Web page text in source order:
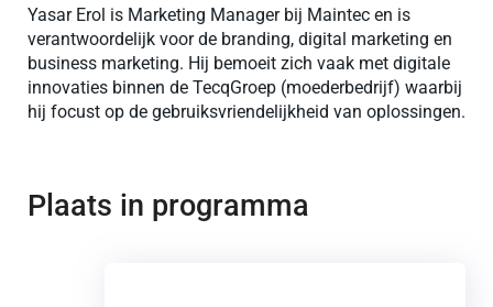
Yasar Erol is Marketing Manager bij Maintec en is
verantwoordelijk voor de branding, digital marketing en
business marketing. Hij bemoeit zich vaak met digitale
innovaties binnen de TecqGroep (moederbedrijf) waarbij
hij focust op de gebruiksvriendelijkheid van oplossingen.
Plaats in programma